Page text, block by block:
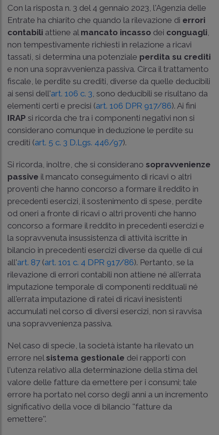
Con la risposta n. 3 del 4 gennaio 2023, l'Agenzia delle
Entrate ha chiarito che quando la rilevazione di errori
contabili attiene al mancato incasso dei conguagli
non tempestivamente richiesti in relazione a ricavi
tassati, si determina una potenziale perdita su crediti
e non una sopravvenienza passiva. Circa il trattamento
fiscale, le perdite su crediti, diverse da quelle deducibili
ai sensi dell'art. 106 c. 3 , sono deducibili se risultano da
elementi certi e precisi (art. 106 DPR 917/86). Ai fini
IRAP si ricorda che tra i componenti negativi non si
considerano comunque in deduzione le perdite su
crediti (art. 5 c. 3 D.Lgs. 446/97).
Si ricorda, inoltre, che si considerano sopravvenienze
passive il mancato conseguimento di ricavi o altri
proventi che hanno concorso a formare il reddito in
precedenti esercizi, il sostenimento di spese, perdite
od oneri a fronte di ricavi o altri proventi che hanno
concorso a formare il reddito in precedenti esercizi e
la sopravvenuta insussistenza di attività iscritte in
bilancio in precedenti esercizi diverse da quelle di cui
all'art. 87 (art. 101 c. 4 DPR 917/86). Pertanto, se la
rilevazione di errori contabili non attiene né all'errata
imputazione temporale di componenti reddituali né
all'errata imputazione di ratei di ricavi inesistenti
accumulati nel corso di diversi esercizi, non si ravvisa
una sopravvenienza passiva.
Nel caso di specie, la società istante ha rilevato un
errore nel sistema gestionale dei rapporti con
l'utenza relativo alla determinazione della stima del
valore delle fatture da emettere per i consumi; tale
errore ha portato nel corso degli anni a un incremento
significativo della voce di bilancio ''fatture da
emettere''.